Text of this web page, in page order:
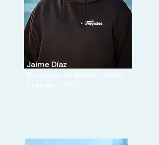
Jaime Díaz